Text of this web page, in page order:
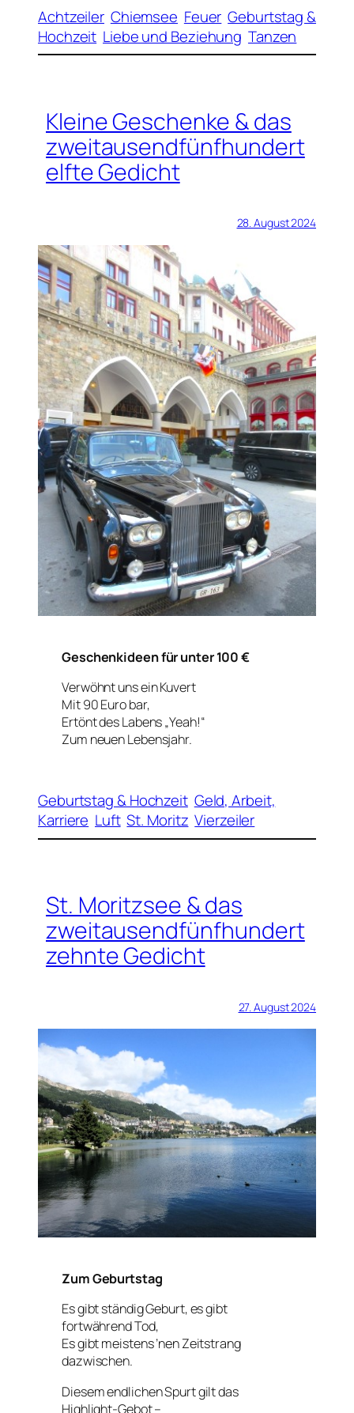
Achtzeiler Chiemsee Feuer Geburtstag &
Hochzeit Liebe und Beziehung Tanzen
Kleine Geschenke & das
zweitausendfünfhundert
elfte Gedicht
28. August 2024
Geschenkideen für unter 100 €
Verwöhnt uns ein Kuvert
Mit 90 Euro bar,
Ertönt des Labens „Yeah!“
Zum neuen Lebensjahr.
Geburtstag & Hochzeit Geld, Arbeit,
Karriere Luft St. Moritz Vierzeiler
St. Moritzsee & das
zweitausendfünfhundert
zehnte Gedicht
27. August 2024
Zum Geburtstag
Es gibt ständig Geburt, es gibt
fortwährend Tod,
Es gibt meistens ’nen Zeitstrang
dazwischen.
Diesem endlichen Spurt gilt das
Highlight-Gebot –